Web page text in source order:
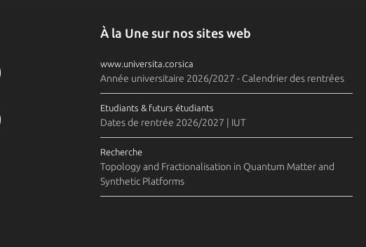
À la Une sur nos sites web
www.universita.corsica
Année universitaire 2026/2027 - Calendrier des rentrées
Etudiants & futurs étudiants
Dates de rentrée 2026/2027 | IUT
Recherche
Topology and Fractionalisation in Quantum Matter and
Synthetic Platforms